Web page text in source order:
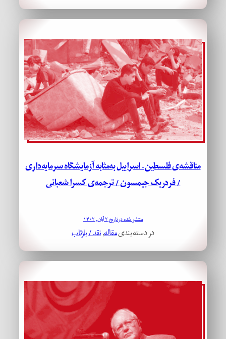
مناقشه‌ی فلسطین – اسراییل به‌مثابه آزمایشگاه سرمایه‌داری
/ فردریک جیمسون / ترجمه‌ی کسرا شعبانی
منتشر شده در تاریخ ۲ آبان, ۱۴۰۲
در دسته بندیمقاله, نقد / بازتاب